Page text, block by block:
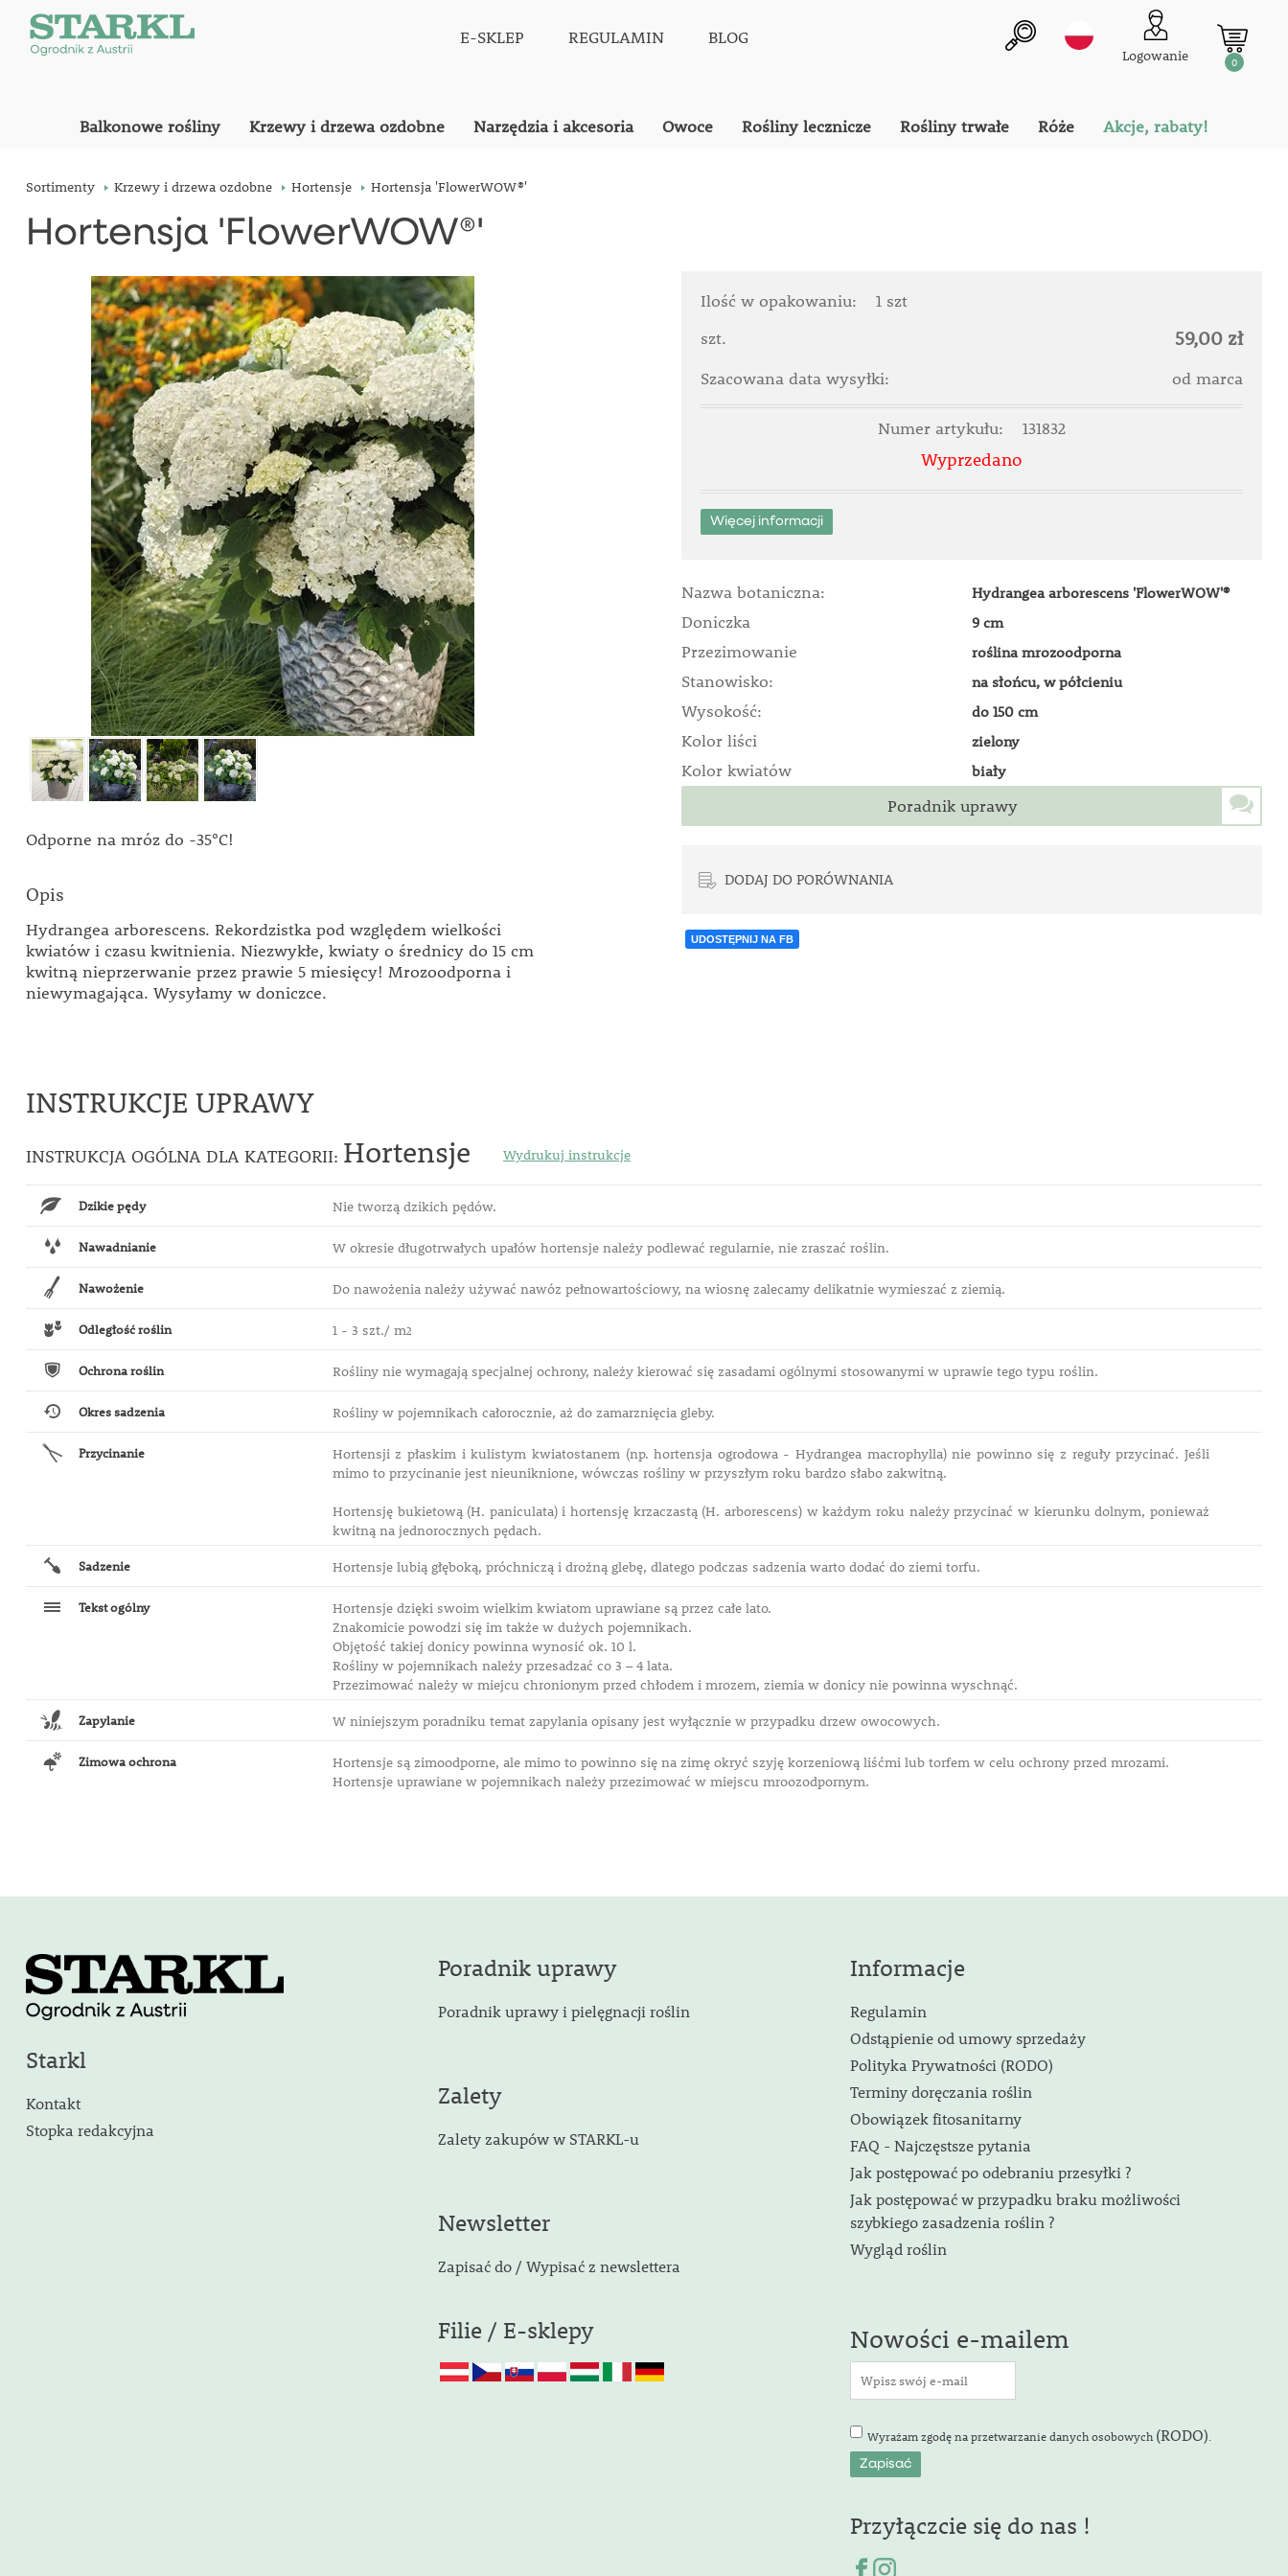
E-SKLEP REGULAMIN BLOG
Logowanie 0
Balkonowe rośliny Krzewy i drzewa ozdobne Narzędzia i akcesoria Owoce Rośliny lecznicze Rośliny trwałe Róże Akcje, rabaty!
Sortimenty Krzewy i drzewa ozdobne Hortensje Hortensja 'FlowerWOW®'
Hortensja 'FlowerWOW®'
Odporne na mróz do -35°C!
Opis
Hydrangea arborescens. Rekordzistka pod względem wielkości
kwiatów i czasu kwitnienia. Niezwykłe, kwiaty o średnicy do 15 cm
kwitną nieprzerwanie przez prawie 5 miesięcy! Mrozoodporna i
niewymagająca. Wysyłamy w doniczce.
Ilość w opakowaniu:
1 szt
szt.
59,00 zł
Szacowana data wysyłki: od marca
Numer artykułu: 131832
Wyprzedano
Więcej informacji
Nazwa botaniczna: Hydrangea arborescens 'FlowerWOW'®
Doniczka 9 cm
Przezimowanie roślina mrozoodporna
Stanowisko: na słońcu, w półcieniu
Wysokość: do 150 cm
Kolor liści zielony
Kolor kwiatów biały
Poradnik uprawy
DODAJ DO PORÓWNANIA
UDOSTĘPNIJ NA FB
INSTRUKCJE UPRAWY
INSTRUKCJA OGÓLNA DLA KATEGORII: Hortensje Wydrukuj instrukcje
Dzikie pędy Nie tworzą dzikich pędów.
Nawadnianie W okresie długotrwałych upałów hortensje należy podlewać regularnie, nie zraszać roślin.
Nawożenie Do nawożenia należy używać nawóz pełnowartościowy, na wiosnę zalecamy delikatnie wymieszać z ziemią.
Odległość roślin 1 - 3 szt./ m2
Ochrona roślin Rośliny nie wymagają specjalnej ochrony, należy kierować się zasadami ogólnymi stosowanymi w uprawie tego typu roślin.
Okres sadzenia Rośliny w pojemnikach całorocznie, aż do zamarznięcia gleby.
Przycinanie
Hortensji z płaskim i kulistym kwiatostanem (np. hortensja ogrodowa - Hydrangea macrophylla) nie powinno się z reguły przycinać. Jeśli
mimo to przycinanie jest nieuniknione, wówczas rośliny w przyszłym roku bardzo słabo zakwitną.
Hortensję bukietową (H. paniculata) i hortensję krzaczastą (H. arborescens) w każdym roku należy przycinać w kierunku dolnym, ponieważ
kwitną na jednorocznych pędach.
Sadzenie Hortensje lubią głęboką, próchniczą i drożną glebę, dlatego podczas sadzenia warto dodać do ziemi torfu.
Tekst ogólny
Hortensje dzięki swoim wielkim kwiatom uprawiane są przez całe lato.
Znakomicie powodzi się im także w dużych pojemnikach.
Objętość takiej donicy powinna wynosić ok. 10 l.
Rośliny w pojemnikach należy przesadzać co 3 – 4 lata.
Przezimować należy w miejcu chronionym przed chłodem i mrozem, ziemia w donicy nie powinna wyschnąć.
Zapylanie W niniejszym poradniku temat zapylania opisany jest wyłącznie w przypadku drzew owocowych.
Zimowa ochrona
Hortensje są zimoodporne, ale mimo to powinno się na zimę okryć szyję korzeniową liśćmi lub torfem w celu ochrony przed mrozami.
Hortensje uprawiane w pojemnikach należy przezimować w miejscu mroozodpornym.
Starkl
Kontakt
Stopka redakcyjna
Poradnik uprawy
Poradnik uprawy i pielęgnacji roślin
Zalety
Zalety zakupów w STARKL-u
Newsletter
Zapisać do / Wypisać z newslettera
Filie / E-sklepy
Informacje
Regulamin
Odstąpienie od umowy sprzedaży
Polityka Prywatności (RODO)
Terminy doręczania roślin
Obowiązek fitosanitarny
FAQ - Najczęstsze pytania
Jak postępować po odebraniu przesyłki ?
Jak postępować w przypadku braku możliwości
szybkiego zasadzenia roślin ?
Wygląd roślin
Nowości e-mailem
Wyrażam zgodę na przetwarzanie danych osobowych (RODO)
Przyłączcie się do nas !